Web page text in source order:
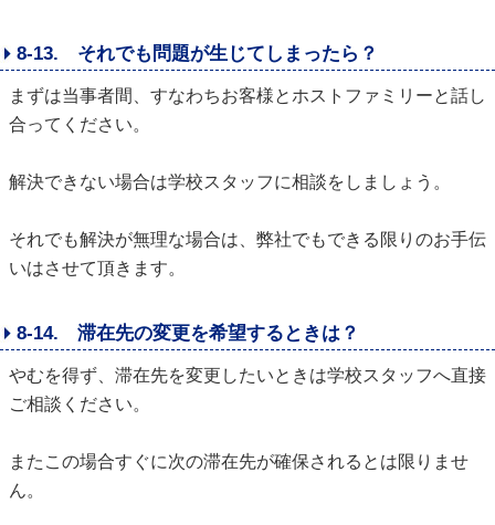
8-13. それでも問題が生じてしまったら？
まずは当事者間、すなわちお客様とホストファミリーと話し
合ってください。
解決できない場合は学校スタッフに相談をしましょう。
それでも解決が無理な場合は、弊社でもできる限りのお手伝
いはさせて頂きます。
8-14. 滞在先の変更を希望するときは？
やむを得ず、滞在先を変更したいときは学校スタッフへ直接
ご相談ください。
またこの場合すぐに次の滞在先が確保されるとは限りませ
ん。